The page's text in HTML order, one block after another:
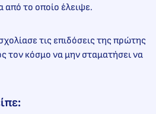
το οποίο έλειψε.
τις επιδόσεις της πρώτης
τον κόσμο να μην σταματήσει να